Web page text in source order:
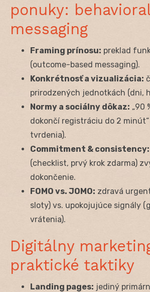
ponuky:
messaging
Framing prínosu: preklad
(outcome-based messaging).
Konkrétnosť a vizualizácia:
prirodzených jednotkách (dni,
Normy a sociálny dôkaz: „90
dokončí registráciu do 2
tvrdenia).
Commitment & consistency:
(checklist, prvý krok zdarma)
dokončenie.
FOMO vs. JOMO: zdravá
sloty) vs. upokojujúce signály
vrátenia).
Digitálny
praktické taktiky
Landing pages: jediný